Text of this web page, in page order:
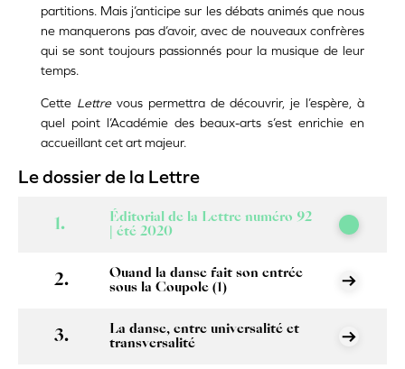
partitions. Mais j’anticipe sur les débats animés que nous
ne manquerons pas d’avoir, avec de nouveaux confrères
qui se sont toujours passionnés pour la musique de leur
temps.
Cette Lettrevous permettra de découvrir, je l’espère, à
quel point l’Académie des beaux-arts s’est enrichie en
accueillant cet art majeur.
Le dossier de la Lettre
Éditorial de la Lettre numéro 92
| été 2020
Quand la danse fait son entrée
sous la Coupole (1)
La danse, entre universalité et
transversalité